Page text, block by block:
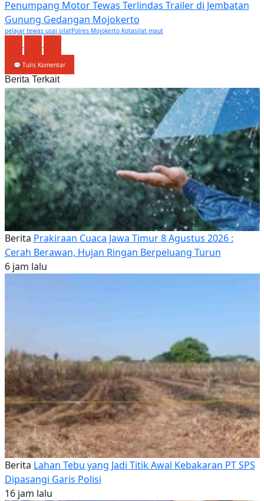
Penumpang Motor Tewas Terlindas Trailer di Jembatan
Gunung Gedangan Mojokerto
pelajar tewas usai silatPolres Mojokerto Kotasilat maut
💬 Tulis Komentar
Berita Terkait
Berita Prakiraan Cuaca Jawa Timur 8 Agustus 2026 :
Cerah Berawan, Hujan Ringan Berpeluang Turun
6 jam lalu
Berita Lahan Tebu yang Jadi Titik Awal Kebakaran PT SPS
Dipasangi Garis Polisi
16 jam lalu